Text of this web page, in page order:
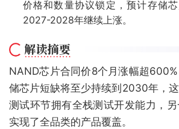
价格和数量协议锁定，预计存储
2027-2028年继续上涨。
NAND芯片合同价8个月涨幅超
储芯片短缺将至少持续到2030年，
测试环节拥有全栈测试开发能力，
实现了全品类的产品覆盖。